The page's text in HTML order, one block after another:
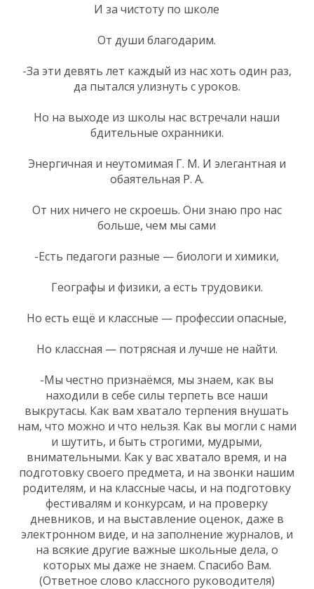
И за чистоту по школе
От души благодарим.
-За эти девять лет каждый из нас хоть один раз,
да пытался улизнуть с уроков.
Но на выходе из школы нас встречали наши
бдительные охранники.
Энергичная и неутомимая Г. М. И элегантная и
обаятельная Р. А.
От них ничего не скроешь. Они знаю про нас
больше, чем мы сами
-Есть педагоги разные — биологи и химики,
Географы и физики, а есть трудовики.
Но есть ещё и классные — профессии опасные,
Но классная — потрясная и лучше не найти.
-Мы честно признаёмся, мы знаем, как вы
находили в себе силы терпеть все наши
выкрутасы. Как вам хватало терпения внушать
нам, что можно и что нельзя. Как вы могли с нами
и шутить, и быть строгими, мудрыми,
внимательными. Как у вас хватало время, и на
подготовку своего предмета, и на звонки нашим
родителям, и на классные часы, и на подготовку
фестивалям и конкурсам, и на проверку
дневников, и на выставление оценок, даже в
электронном виде, и на заполнение журналов, и
на всякие другие важные школьные дела, о
которых мы даже не знаем. Спасибо Вам.
(Ответное слово классного руководителя)